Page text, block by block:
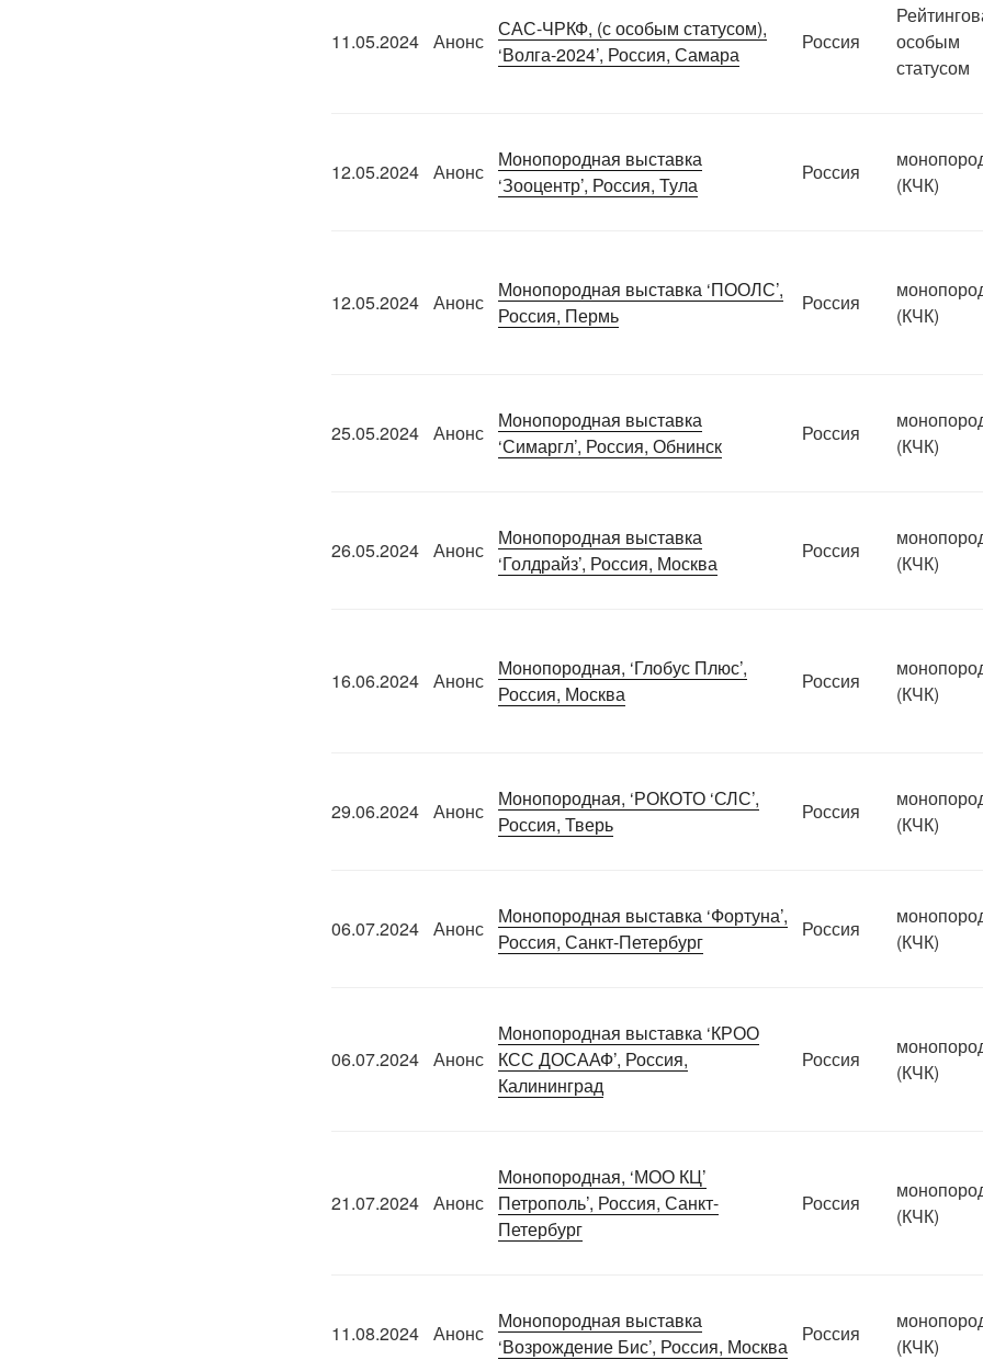
11.05.2024 Анонс
САС-ЧРКФ, (с особым статусом),
‘Волга-2024’, Россия, Самара
Россия
особым
статусом
12.05.2024 Анонс
Монопородная выставка
‘Зооцентр’, Россия, Тула
Россия
(КЧК)
12.05.2024 Анонс
Монопородная выставка ‘ПООЛС’,
Россия, Пермь
Россия
(КЧК)
25.05.2024 Анонс
Монопородная выставка
‘Симаргл’, Россия, Обнинск
Россия
(КЧК)
26.05.2024 Анонс
Монопородная выставка
‘Голдрайз’, Россия, Москва
Россия
(КЧК)
16.06.2024 Анонс
Монопородная, ‘Глобус Плюс’,
Россия, Москва
Россия
(КЧК)
29.06.2024 Анонс
Монопородная, ‘РОКОТО ‘СЛС’,
Россия, Тверь
Россия
(КЧК)
06.07.2024 Анонс
Монопородная выставка ‘Фортуна’,
Россия, Санкт-Петербург
Россия
(КЧК)
06.07.2024 Анонс
Монопородная выставка ‘КРОО
КСС ДОСААФ’, Россия,
Калининград
Россия
(КЧК)
21.07.2024 Анонс
Монопородная, ‘МОО КЦ’
Петрополь’, Россия, Санкт-
Петербург
Россия
(КЧК)
11.08.2024 Анонс
Монопородная выставка
‘Возрождение Бис’, Россия, Москва
Россия
(КЧК)